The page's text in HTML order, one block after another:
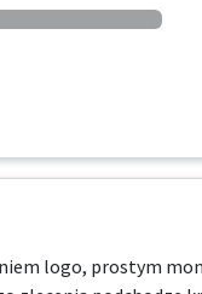
logo, prostym